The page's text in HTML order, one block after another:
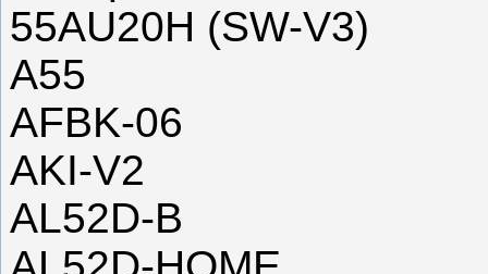
55AU20H (SW-V3)
A55
AFBK-06
AKI-V2
AL52D-B